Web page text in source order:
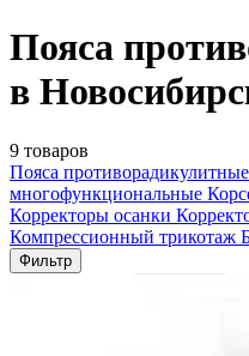
Пояса
в
9 товаров
Пояса противорадикулитные
многофункциональные
Корректоры осанки
Компрессионный трикотаж
Фильтр